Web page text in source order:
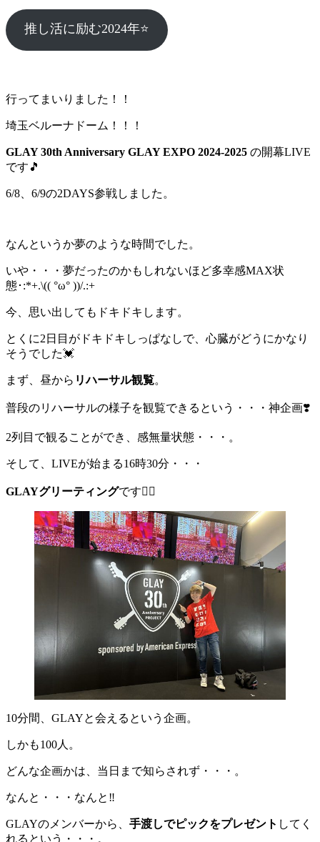
推し活に励む2024年⭐️
行ってまいりました！！
埼玉ベルーナドーム！！！
GLAY 30th Anniversary GLAY EXPO 2024-2025 の開幕LIVE
です🎵
6/8、6/9の2DAYS参戦しました。
なんというか夢のような時間でした。
いや・・・夢だったのかもしれないほど多幸感MAX状
態･:*+.\(( °ω° ))/.:+
今、思い出してもドキドキします。
とくに2日目がドキドキしっぱなしで、心臓がどうにかなり
そうでした💓
まず、昼から リハーサル観覧。
普段のリハーサルの様子を観覧できるという・・・神企画❣️
2列目で観ることができ、感無量状態・・・。
そして、LIVEが始まる16時30分・・・
GLAYグリーティングです❤️‍🔥
10分間、GLAYと会えるという企画。
しかも100人。
どんな企画かは、当日まで知らされず・・・。
なんと・・・なんと‼️
GLAYのメンバーから、 手渡しでピックをプレゼント してく
れるという・・・。